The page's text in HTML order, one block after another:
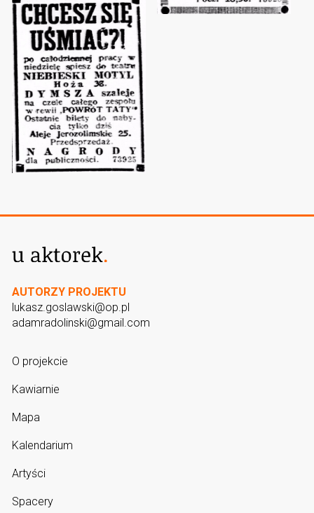
AUTORZY PROJEKTU
lukasz.goslawski@op.pl
adamradolinski@gmail.com
O projekcie
Kawiarnie
Mapa
Kalendarium
Artyści
Spacery